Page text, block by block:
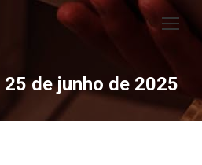
25 de junho de 2025